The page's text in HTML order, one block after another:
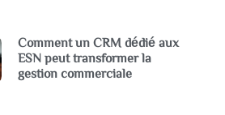
Comment un CRM dédié aux
ESN peut transformer la
gestion commerciale